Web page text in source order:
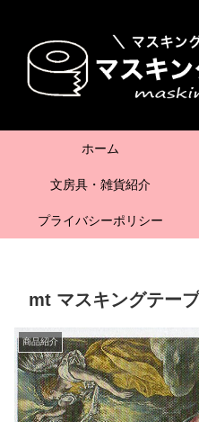
ホーム
文房具・雑貨紹介
プライバシーポリシー
mt マスキングテー
商品紹介